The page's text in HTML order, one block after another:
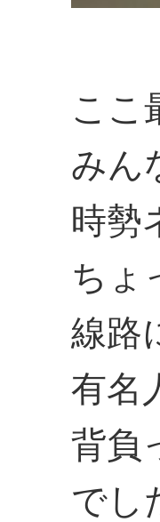
ここ
みん
時勢
ちょ
線路
有名
背負
でし